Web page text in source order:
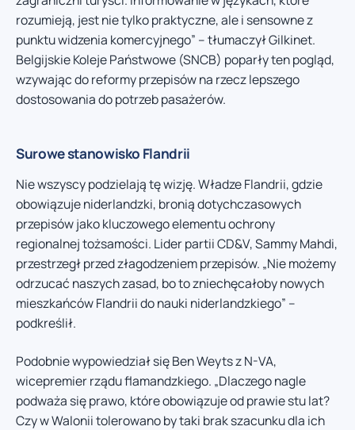
rozumieją, jest nie tylko praktyczne, ale i sensowne z
punktu widzenia komercyjnego” – tłumaczył Gilkinet.
Belgijskie Koleje Państwowe (SNCB) poparły ten pogląd,
wzywając do reformy przepisów na rzecz lepszego
dostosowania do potrzeb pasażerów.
Surowe stanowisko Flandrii
Nie wszyscy podzielają tę wizję. Władze Flandrii, gdzie
obowiązuje niderlandzki, bronią dotychczasowych
przepisów jako kluczowego elementu ochrony
regionalnej tożsamości. Lider partii CD&V, Sammy Mahdi,
przestrzegł przed złagodzeniem przepisów. „Nie możemy
odrzucać naszych zasad, bo to zniechęcałoby nowych
mieszkańców Flandrii do nauki niderlandzkiego” –
podkreślił.
Podobnie wypowiedział się Ben Weyts z N-VA,
wicepremier rządu flamandzkiego. „Dlaczego nagle
podważa się prawo, które obowiązuje od prawie stu lat?
Czy w Walonii tolerowano by taki brak szacunku dla ich